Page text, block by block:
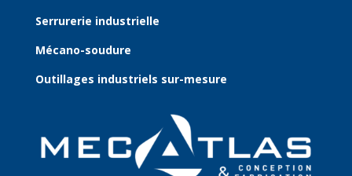
Serrurerie industrielle
Mécano-soudure
Outillages industriels sur-mesure